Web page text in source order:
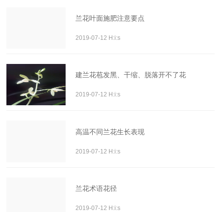
兰花叶面施肥注意要点
2019-07-12 H:i:s
建兰花苞发黑、干缩、脱落开不了花
2019-07-12 H:i:s
高温不同兰花生长表现
2019-07-12 H:i:s
兰花术语花径
2019-07-12 H:i:s